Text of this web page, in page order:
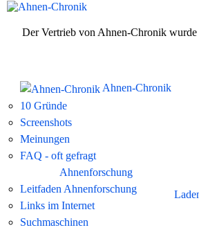
Der Vertrieb von Ahnen-Chronik wurde
Ahnen-Chronik
10 Gründe
Screenshots
Meinungen
FAQ - oft gefragt
Ahnenforschung
Leitfaden Ahnenforschung
Links im Internet
Suchmaschinen